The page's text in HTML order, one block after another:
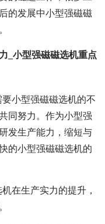
的发展中小型强磁磁
_小型强磁磁选机重点
小型强磁磁选机的不
同努力。作为小型强
发生产能力，缩短与
的小型强磁磁选机的
在生产实力的提升，